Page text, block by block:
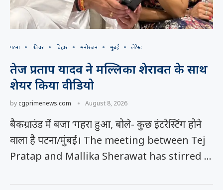
पटना फीचर बिहार मनोरंजन मुंबई लेटेस्ट
तेज प्रताप यादव ने मल्लिका शेरावत के साथ
शेयर किया वीडियो
bycgprimenews.com August 8, 2026
बैकग्राउंड में बजा ‘गहरा हुआ, बोले- कुछ इंटरेस्टिंग होने
वाला है पटना/मुंबई। The meeting between Tej
Pratap and Mallika Sherawat has stirred …